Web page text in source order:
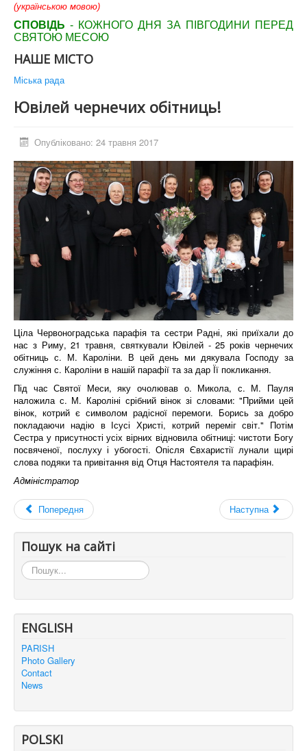
(українською мовою)
СПОВІДЬ - КОЖНОГО ДНЯ ЗА ПІВГОДИНИ ПЕРЕД
СВЯТОЮ МЕСОЮ
НАШЕ МІСТО
Міська рада
Ювілей чернечих обітниць!
Опубліковано: 24 травня 2017
Ціла Червоноградська парафія та сестри Радні, які приїхали до
нас з Риму, 21 травня, святкували Ювілей - 25 років чернечих
обітниць с. М. Кароліни. В цей день ми дякувала Господу за
служіння с. Кароліни в нашій парафії та за дар Її покликання.
Під час Святої Меси, яку очолював о. Микола, с. М. Пауля
наложила с. М. Кароліні срібний вінок зі словами: "Прийми цей
вінок, котрий є символом радісної перемоги. Борись за добро
покладаючи надію в Ісусі Христі, котрий переміг світ." Потім
Сестра у присутності усіх вірних відновила обітниці: чистоти Богу
посвяченої, послуху і убогості. Опісля Євхаристії лунали щирі
слова подяки та привітання від Отця Настоятеля та парафіян.
Адміністратор
Попередня Наступна
Пошук на сайті
Пошук...
ENGLISH
PARISH
Photo Gallery
Contact
News
POLSKI